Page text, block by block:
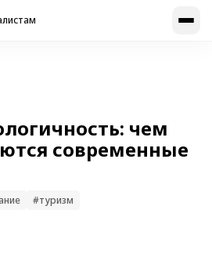
чем
современные
#туризм